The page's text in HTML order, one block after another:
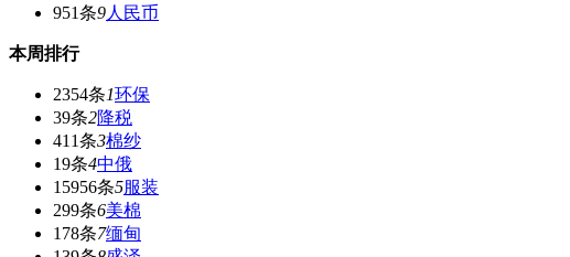
951条9人民币
本周排行
2354条1环保
39条2降税
411条3棉纱
19条4中俄
15956条5服装
299条6美棉
178条7缅甸